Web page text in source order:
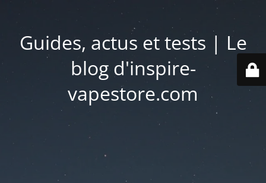
Guides, actus et tests | Le
blog d'inspire-
vapestore.com